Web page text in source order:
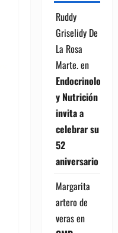
Ruddy
Griselidy De
La Rosa
Marte.en
Endocrinología
y Nutrición
invita a
celebrar su
52
aniversario
Margarita
artero de
verasen